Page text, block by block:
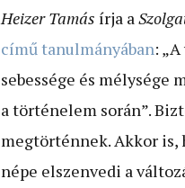
Heizer Tamás írja a
című tanulmányában:
sebessége és
a történelem során”.
megtörténnek. Akkor is,
népe elszenvedi a